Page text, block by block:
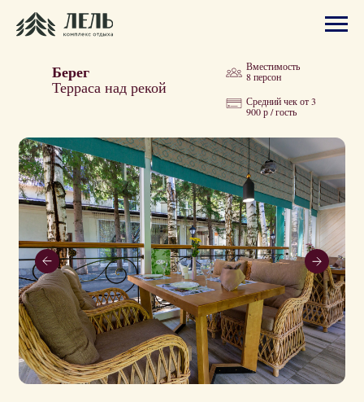
Берег
Терраса над рекой
Средний чек от 3
900 р / гость
Вместимость
8 персон